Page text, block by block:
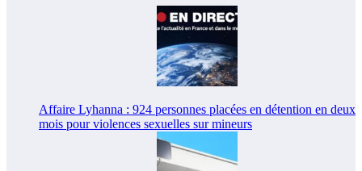
Affaire Lyhanna : 924 personnes placées en détention en deux
mois pour violences sexuelles sur mineurs